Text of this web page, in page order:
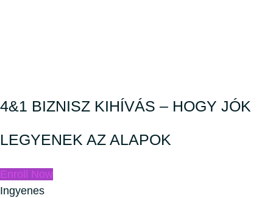
4&1 BIZNISZ KIHÍVÁS – HOGY JÓK
LEGYENEK AZ ALAPOK
Enroll Now
Ingyenes